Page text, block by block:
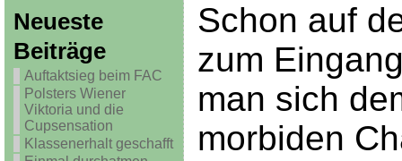
Neueste
Beiträge
Auftaktsieg beim FAC
Polsters Wiener
Viktoria und die
Cupsensation
Klassenerhalt geschafft
Schon auf
zum
man sich
morbiden